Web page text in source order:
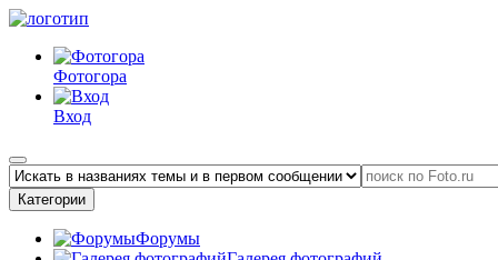
Фотогора
Вход
Категории
Форумы